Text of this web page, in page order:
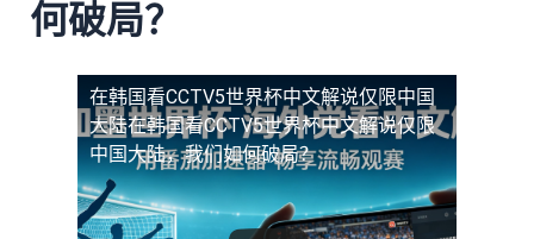
何破局？
在韩国看CCTV5世界杯中文解说仅限中国
大陆在韩国看CCTV5世界杯中文解说仅限
中国大陆，我们如何破局？